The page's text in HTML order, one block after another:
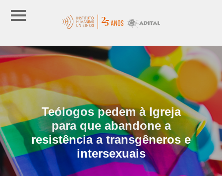
Teólogos pedem à Igreja
para que abandone a
resistência a transgêneros e
intersexuais